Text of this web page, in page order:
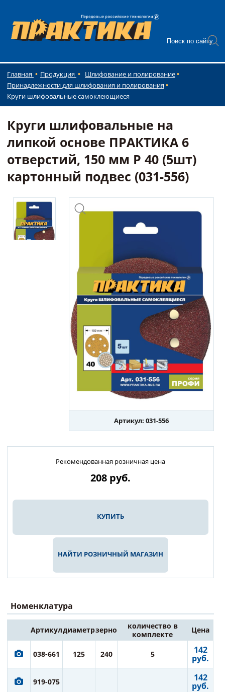
Главная Продукция
Шлифование и полирование
Принадлежности для шлифования и полирования
Круги шлифовальные самоклеющиеся
Круги шлифовальные на
липкой основе ПРАКТИКА 6
отверстий, 150 мм P 40 (5шт)
картонный подвес (031-556)
Артикул: 031-556
Рекомендованная розничная цена
208 руб.
КУПИТЬ
НАЙТИ РОЗНИЧНЫЙ МАГАЗИН
Номенклатура
Артикулдиаметрзерно
количество в
комплекте
Цена
038-661 125 240 5 142
руб.
919-075 142
руб.